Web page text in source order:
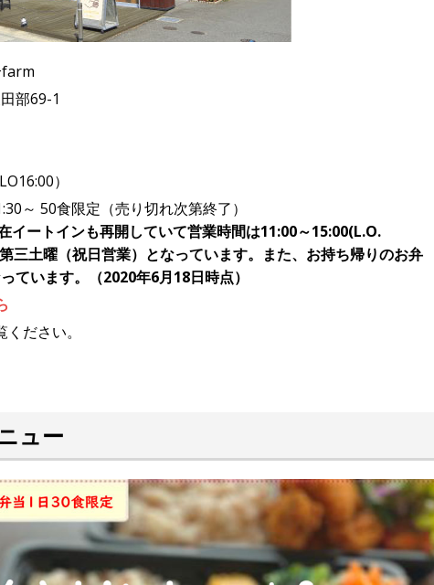
部69-1
）
～ 50食限定（売り切れ次第終了）
ートインも再開していて営業時間は11:00～15:00(L.O.
三土曜（祝日営業）となっています。また、お持ち帰りのお弁
ています。（2020年6月18日時点）
ださい。
ュー